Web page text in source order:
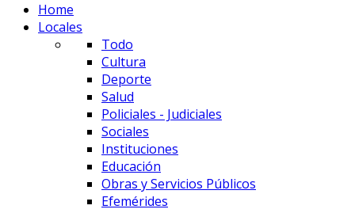
Home
Locales
Todo
Cultura
Deporte
Salud
Policiales - Judiciales
Sociales
Instituciones
Educación
Obras y Servicios Públicos
Efemérides